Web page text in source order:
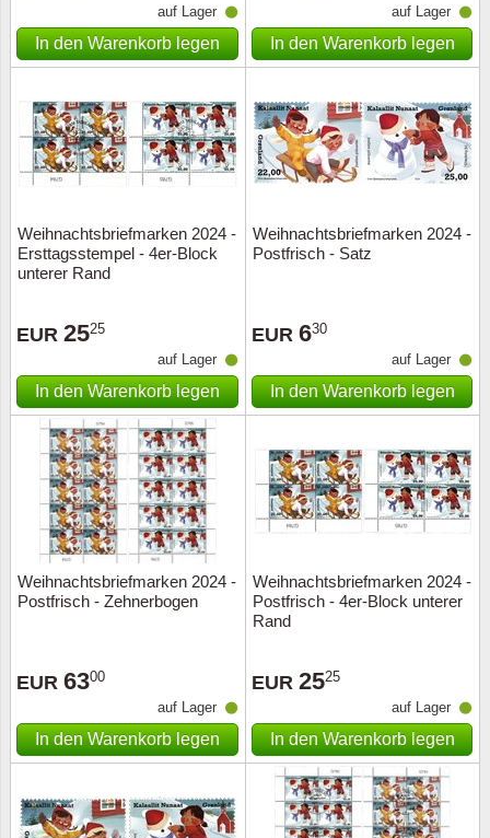
auf Lager
In den Warenkorb legen
auf Lager
In den Warenkorb legen
Weihnachtsbriefmarken 2024 -
Ersttagsstempel - 4er-Block
unterer Rand
EUR 2525
auf Lager
In den Warenkorb legen
Weihnachtsbriefmarken 2024 -
Postfrisch - Satz
EUR 630
auf Lager
In den Warenkorb legen
Weihnachtsbriefmarken 2024 -
Postfrisch - Zehnerbogen
EUR 6300
auf Lager
In den Warenkorb legen
Weihnachtsbriefmarken 2024 -
Postfrisch - 4er-Block unterer
Rand
EUR 2525
auf Lager
In den Warenkorb legen